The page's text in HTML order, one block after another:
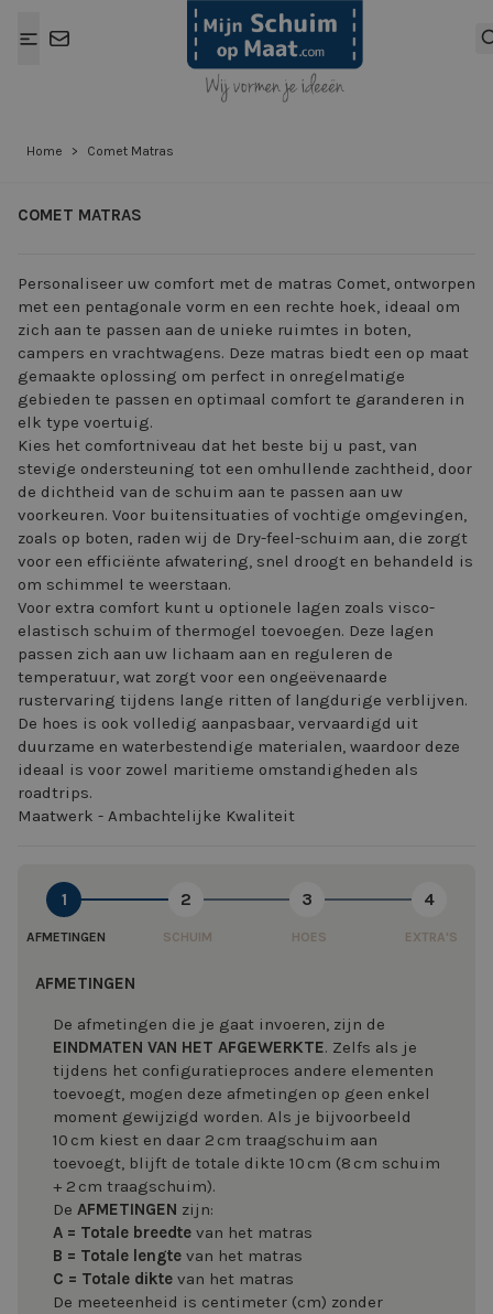
Home > Comet Matras
COMET MATRAS
Personaliseer uw comfort met de matras Comet, ontworpen
met een pentagonale vorm en een rechte hoek, ideaal om
zich aan te passen aan de unieke ruimtes in boten,
campers en vrachtwagens. Deze matras biedt een op maat
gemaakte oplossing om perfect in onregelmatige
gebieden te passen en optimaal comfort te garanderen in
elk type voertuig.
Kies het comfortniveau dat het beste bij u past, van
stevige ondersteuning tot een omhullende zachtheid, door
de dichtheid van de schuim aan te passen aan uw
voorkeuren. Voor buitensituaties of vochtige omgevingen,
zoals op boten, raden wij de Dry-feel-schuim aan, die zorgt
voor een efficiënte afwatering, snel droogt en behandeld is
om schimmel te weerstaan.
Voor extra comfort kunt u optionele lagen zoals visco-
elastisch schuim of thermogel toevoegen. Deze lagen
passen zich aan uw lichaam aan en reguleren de
temperatuur, wat zorgt voor een ongeëvenaarde
rustervaring tijdens lange ritten of langdurige verblijven.
De hoes is ook volledig aanpasbaar, vervaardigd uit
duurzame en waterbestendige materialen, waardoor deze
ideaal is voor zowel maritieme omstandigheden als
roadtrips.
Maatwerk - Ambachtelijke Kwaliteit
1
AFMETINGEN
2
SCHUIM
3
HOES
4
EXTRA'S
AFMETINGEN
De afmetingen die je gaat invoeren, zijn de
EINDMATEN VAN HET AFGEWERKTE. Zelfs als je
tijdens het configuratieproces andere elementen
toevoegt, mogen deze afmetingen op geen enkel
moment gewijzigd worden. Als je bijvoorbeeld
10 cm kiest en daar 2 cm traagschuim aan
toevoegt, blijft de totale dikte 10 cm (8 cm schuim
+ 2 cm traagschuim).
De AFMETINGEN zijn:
A = Totale breedte van het matras
B = Totale lengte van het matras
C = Totale dikte van het matras
De meeteenheid is centimeter (cm) zonder